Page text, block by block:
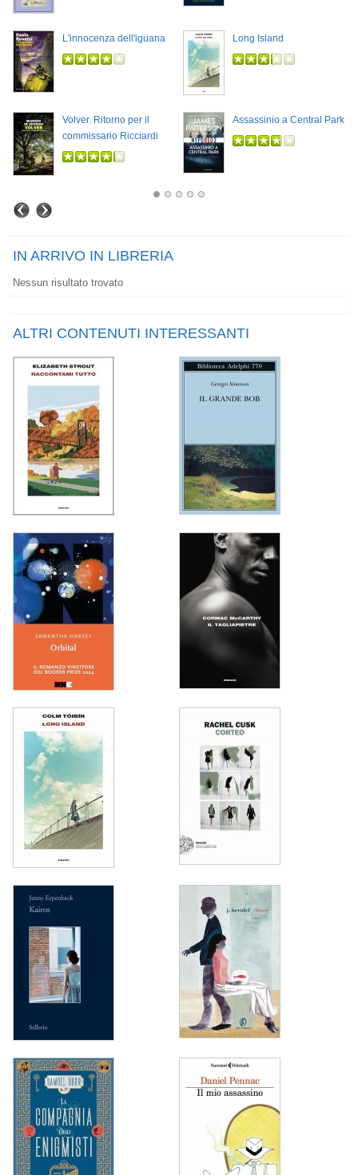
L'innocenza dell'iguana Long Island
Volver. Ritorno per il
commissario Ricciardi
Assassinio a Central Park
IN ARRIVO IN LIBRERIA
Nessun risultato trovato
ALTRI CONTENUTI INTERESSANTI